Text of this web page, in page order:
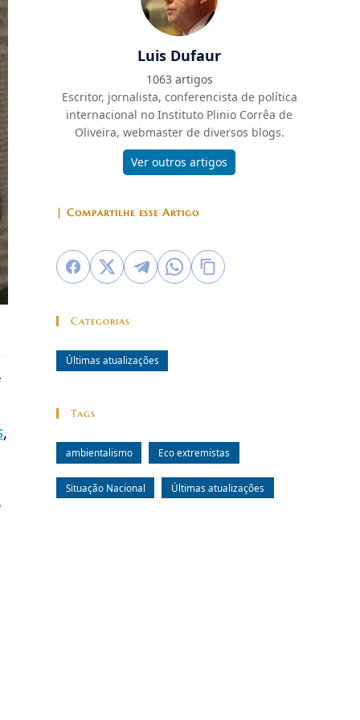
,
Luis Dufaur
1063 artigos
Escritor, jornalista, conferencista de política
internacional no Instituto Plinio Corrêa de
Oliveira, webmaster de diversos blogs.
Ver outros artigos
| Compartilhe esse Artigo
Categorias
Últimas atualizações
Tags
ambientalismo Eco extremistas
Situação Nacional Últimas atualizações